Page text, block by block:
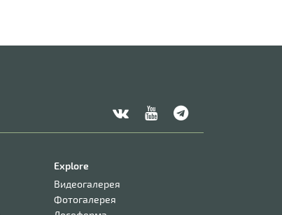
Explore
Видеогалерея
Фотогалерея